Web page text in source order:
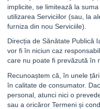
implicite, se limitează la
utilizarea Serviciilor (sau, la
furniza din nou Serviciile).
Direcția de Sănătate Publică
vor fi în niciun caz
care nu poate fi prevăzută în
Recunoaștem că, în unele
în calitate de consumator.
personal, atunci nici o
sau a oricăror Termeni și